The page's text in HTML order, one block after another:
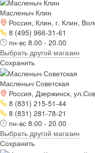
Масленыч Клин
Россия, Клин, г. Клин,
8 (495) 966-31-61
пн-вс 8.00 - 20.00
Выбрать другой магазин
Сохранить
Масленыч Советская
Россия, Дзержинск,
8 (831) 215-51-44
8 (831) 281-78-21
пн-вс 8.00 - 20.00
Выбрать другой магазин
Сохранить